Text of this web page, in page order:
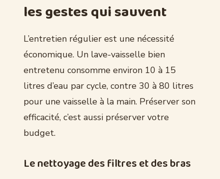
les gestes qui sauvent
L’entretien régulier est une nécessité
économique. Un lave-vaisselle bien
entretenu consomme environ 10 à 15
litres d’eau par cycle, contre 30 à 80 litres
pour une vaisselle à la main. Préserver son
efficacité, c’est aussi préserver votre
budget.
Le nettoyage des filtres et des bras